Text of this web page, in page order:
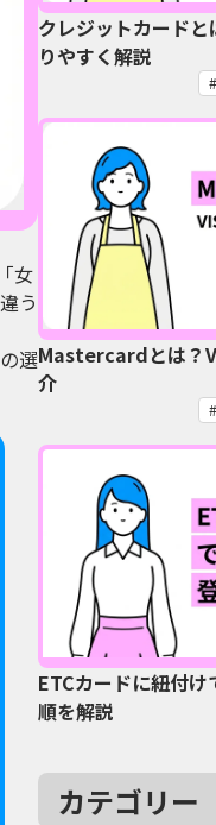
女
う
選
クレジットカード
りやすく解説
Mastercardとは？
介
ETCカードに紐付
順を解説
カテゴリー